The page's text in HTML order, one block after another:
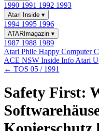
1990 1991 1992 1993
Atari Inside ▾
1994 1995 1996
ATARImagazin ▾
1987 1988 1989
Atari Phile Happy Computer
ACE NSW Inside Info Atari
← TOS 05 / 1991
Safety First: